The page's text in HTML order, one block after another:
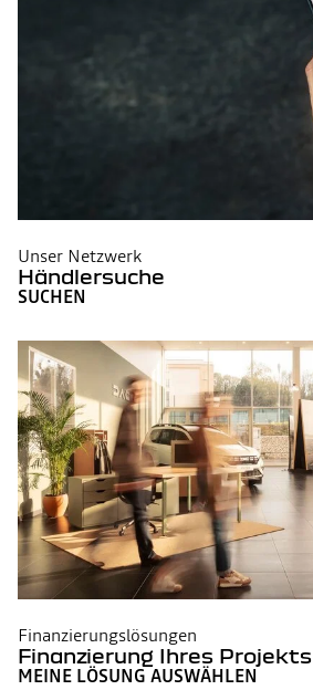
Unser Netzwerk
Händlersuche
SUCHEN
Finanzierungslösungen
Finanzierung Ihres Projekts
MEINE LÖSUNG AUSWÄHLEN